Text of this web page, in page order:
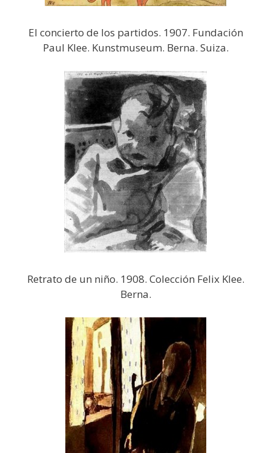
El concierto de los partidos. 1907. Fundación
Paul Klee. Kunstmuseum. Berna. Suiza.
Retrato de un niño. 1908. Colección Felix Klee.
Berna.